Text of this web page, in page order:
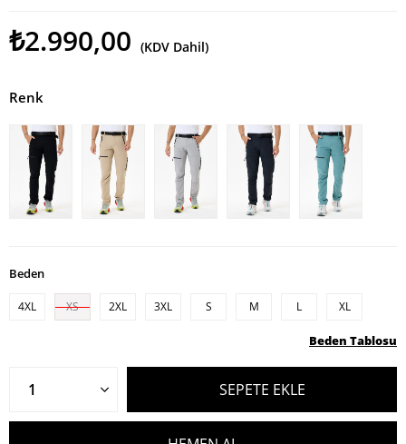
₺2.990,00 (KDV Dahil)
Renk
Beden
4XL XS 2XL 3XL S M L XL
Beden Tablosu